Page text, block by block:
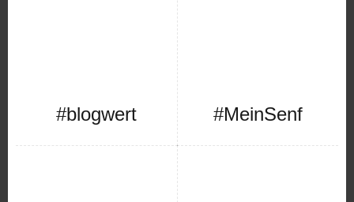
#blogwert #MeinSenf